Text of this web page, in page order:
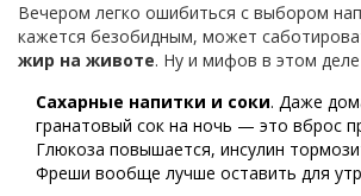
Вечером легко ошибиться с выбором
кажется безобидным, может
жир на животе. Ну и мифов в этом деле
Сахарные напитки и соки. Даже
гранатовый сок на ночь — это вброс
Глюкоза повышается, инсулин
Фреши вообще лучше оставить для